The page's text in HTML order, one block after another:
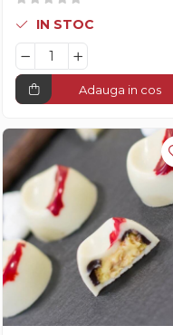
IN STOC
Adauga in cos